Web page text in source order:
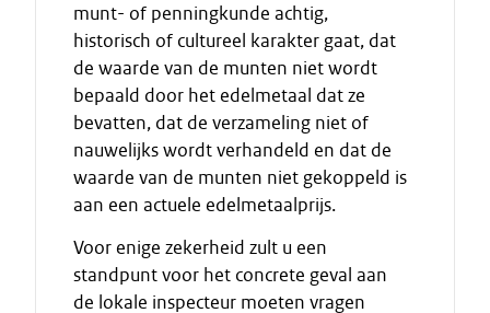
munt- of penningkunde achtig,
historisch of cultureel karakter gaat, dat
de waarde van de munten niet wordt
bepaald door het edelmetaal dat ze
bevatten, dat de verzameling niet of
nauwelijks wordt verhandeld en dat de
waarde van de munten niet gekoppeld is
aan een actuele edelmetaalprijs.
Voor enige zekerheid zult u een
standpunt voor het concrete geval aan
de lokale inspecteur moeten vragen